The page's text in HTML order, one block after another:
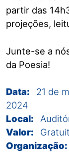
partir das
projeções,
Junte-se a
da Poesia!
Data: 21 de
2024
Local:
Valor:
Organização: